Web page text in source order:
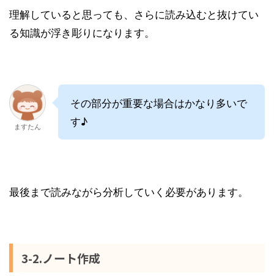
理解していると思っても、さらに読み込むと抜けてい
る知識が浮き彫りになります。
ますたん
その部分が重要な場合はかなり多いで
す♪
最後まで読みながら分析していく必要があります。
3-2.ノート作成